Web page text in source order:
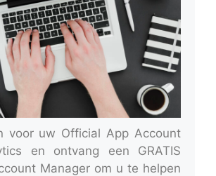
voor uw Official App Account
en ontvang een GRATIS
Manager om u te helpen